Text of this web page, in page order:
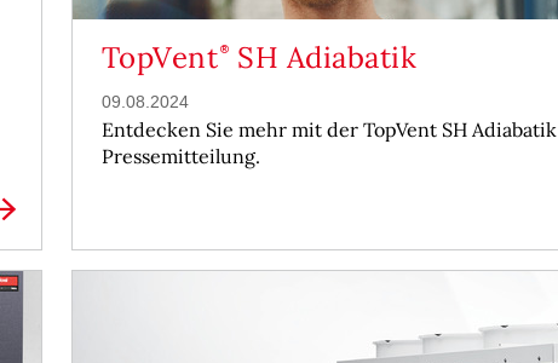
TopVent SH Adiabatik
09.08.2024
Entdecken Sie mehr mit der TopVent SH Adiabatik
Pressemitteilung.